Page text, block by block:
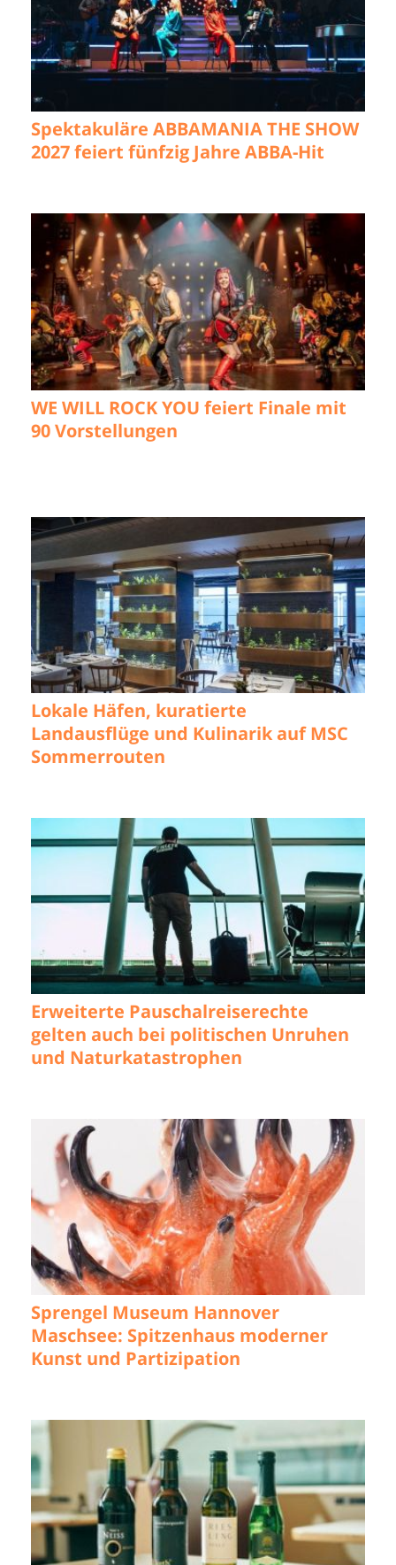
Spektakuläre ABBAMANIA THE SHOW
2027 feiert fünfzig Jahre ABBA-Hit
WE WILL ROCK YOU feiert Finale mit
90 Vorstellungen
Lokale Häfen, kuratierte
Landausflüge und Kulinarik auf MSC
Sommerrouten
Erweiterte Pauschalreiserechte
gelten auch bei politischen Unruhen
und Naturkatastrophen
Sprengel Museum Hannover
Maschsee: Spitzenhaus moderner
Kunst und Partizipation